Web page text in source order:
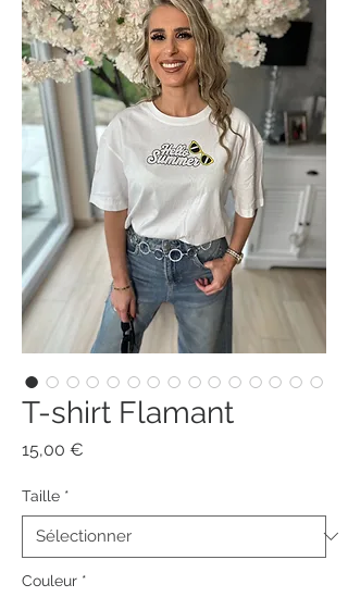
T-shirt Flamant
15,00 €
Taille *
Couleur *